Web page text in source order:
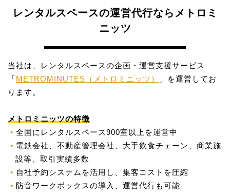
レンタルスペースの運営代行ならメトロミ
ニッツ
当社は、レンタルスペースの企画・運営支援サービス
「METROMINUTES（メトロミニッツ）
」を運営してお
ります。
メトロミニッツの特徴
全国にレンタルスペース900室以上を運営中
電鉄会社、不動産管理会社、大手飲食チェーン、商業施
設等、取引実績多数
自社予約システムを活用し、集客コストを圧縮
防音ワークボックスの導入、運営代行も可能